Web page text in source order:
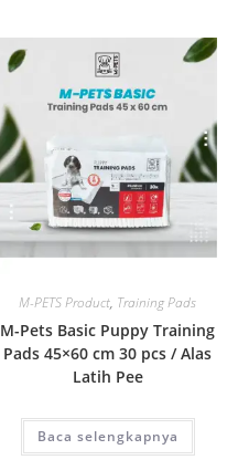
M-PETS Product, Training Pads
M-Pets Basic Puppy Training
Pads 45×60 cm 30 pcs / Alas
Latih Pee
Baca selengkapnya